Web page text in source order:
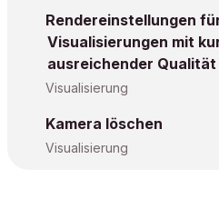
Rendereinstellungen
Visualisierungen mit
ausreichender Qualität
Visualisierung
Kamera löschen
Visualisierung